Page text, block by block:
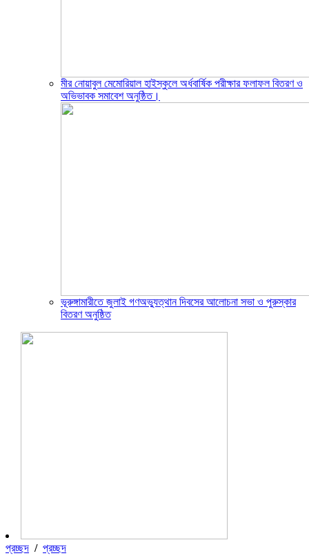
মীর নোয়াবুল মেমোরিয়াল হাইস্কুলে অর্ধবার্ষিক পরীক্ষার ফলাফল বিতরণ ও
অভিভাবক সমাবেশ অনুষ্ঠিত।
ভূরুঙ্গামারীতে জুলাই গণঅভ্যুত্থান দিবসের আলোচনা সভা ও পুরুস্কার
বিতরণ অনুষ্ঠিত
প্রচ্ছদ / প্রচ্ছদ